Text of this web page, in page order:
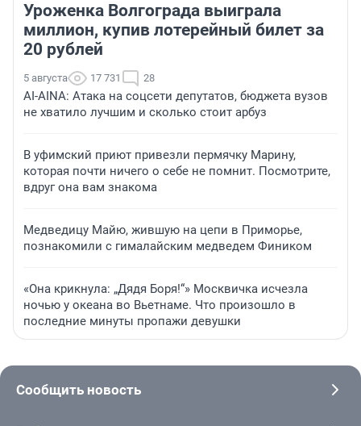
Уроженка Волгограда выиграла
миллион, купив лотерейный билет за
20 рублей
5 августа 17 731 28
AI-AINA: Атака на соцсети депутатов, бюджета вузов
не хватило лучшим и сколько стоит арбуз
В уфимский приют привезли пермячку Марину,
которая почти ничего о себе не помнит. Посмотрите,
вдруг она вам знакома
Медведицу Майю, жившую на цепи в Приморье,
познакомили с гималайским медведем Фиником
«Она крикнула: „Дядя Боря!“» Москвичка исчезла
ночью у океана во Вьетнаме. Что произошло в
последние минуты пропажи девушки
Сообщить новость